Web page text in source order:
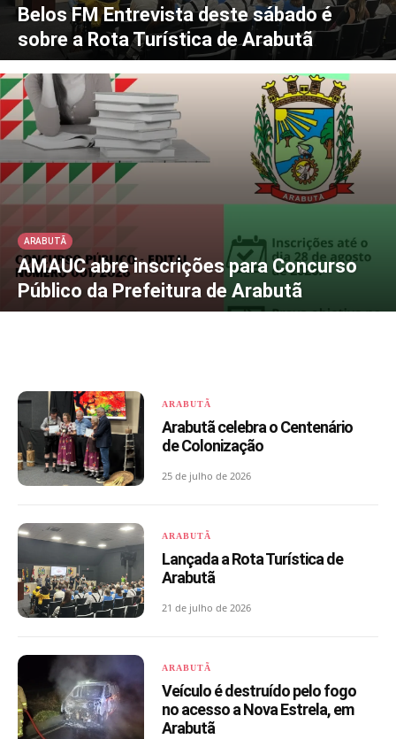
Belos FM Entrevista deste sábado é
sobre a Rota Turística de Arabutã
ARABUTÃ
AMAUC abre inscrições para Concurso
Público da Prefeitura de Arabutã
ARABUTÃ
Arabutã celebra o Centenário
de Colonização
25 de julho de 2026
ARABUTÃ
Lançada a Rota Turística de
Arabutã
21 de julho de 2026
ARABUTÃ
Veículo é destruído pelo fogo
no acesso a Nova Estrela, em
Arabutã